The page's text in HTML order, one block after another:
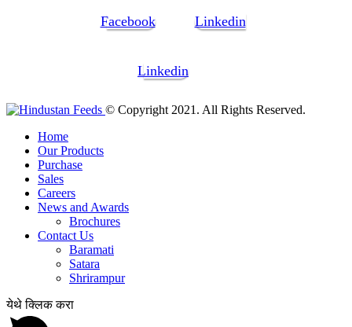
Facebook Linkedin
Linkedin
© Copyright 2021. All Rights Reserved.
Home
Our Products
Purchase
Sales
Careers
News and Awards
Brochures
Contact Us
Baramati
Satara
Shrirampur
येथे क्लिक करा